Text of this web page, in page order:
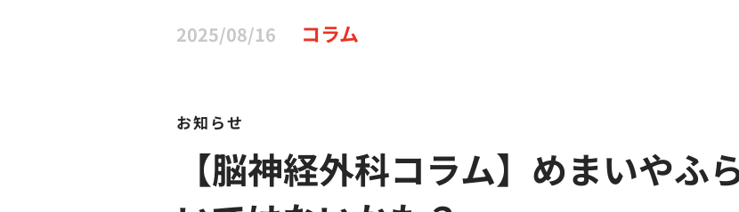
2025/08/16 コラム
お知らせ
【脳神経外科コラム】めまいやふ